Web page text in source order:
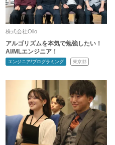
株式会社Ollo
アルゴリズムを本気で勉強したい！
AI/MLエンジニア！
エンジニア/プログラミング 東京都